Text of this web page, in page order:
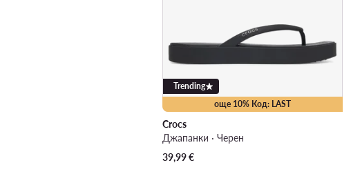
още 10% Код: LAST
Trending
Crocs
Джапанки · Черен
39,99€